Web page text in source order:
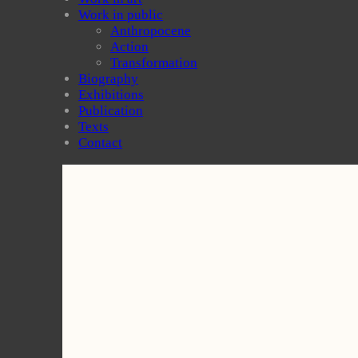
Work in public
Anthropocene
Action
Transformation
Biography
Exhibitions
Publication
Texts
Contact